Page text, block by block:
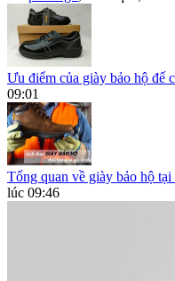
Ưu điểm của giày bảo hộ đế
09:01
Tổng quan về giày bảo hộ
lúc 09:46